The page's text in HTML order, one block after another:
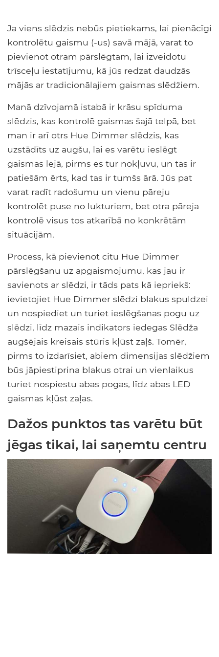
Ja viens slēdzis nebūs pietiekams, lai pienācīgi
kontrolētu gaismu (-us) savā mājā, varat to
pievienot otram pārslēgtam, lai izveidotu
trīsceļu iestatījumu, kā jūs redzat daudzās
mājās ar tradicionālajiem gaismas slēdžiem.
Manā dzīvojamā istabā ir krāsu spīduma
slēdzis, kas kontrolē gaismas šajā telpā, bet
man ir arī otrs Hue Dimmer slēdzis, kas
uzstādīts uz augšu, lai es varētu ieslēgt
gaismas lejā, pirms es tur nokļuvu, un tas ir
patiešām ērts, kad tas ir tumšs ārā. Jūs pat
varat radīt radošumu un vienu pāreju
kontrolēt puse no lukturiem, bet otra pāreja
kontrolē visus tos atkarībā no konkrētām
situācijām.
Process, kā pievienot citu Hue Dimmer
pārslēgšanu uz apgaismojumu, kas jau ir
savienots ar slēdzi, ir tāds pats kā iepriekš:
ievietojiet Hue Dimmer slēdzi blakus spuldzei
un nospiediet un turiet ieslēgšanas pogu uz
slēdzi, līdz mazais indikators iedegas Slēdža
augšējais kreisais stūris kļūst zaļš. Tomēr,
pirms to izdarīsiet, abiem dimensijas slēdžiem
būs jāpiestiprina blakus otrai un vienlaikus
turiet nospiestu abas pogas, līdz abas LED
gaismas kļūst zaļas.
Dažos punktos tas varētu būt
jēgas tikai, lai saņemtu centru